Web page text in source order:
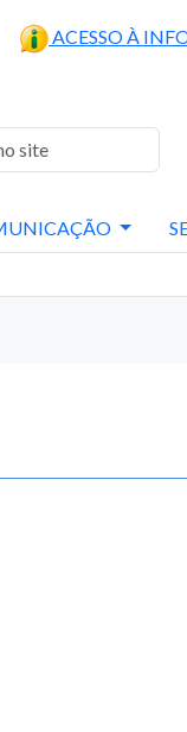
ACESSO À